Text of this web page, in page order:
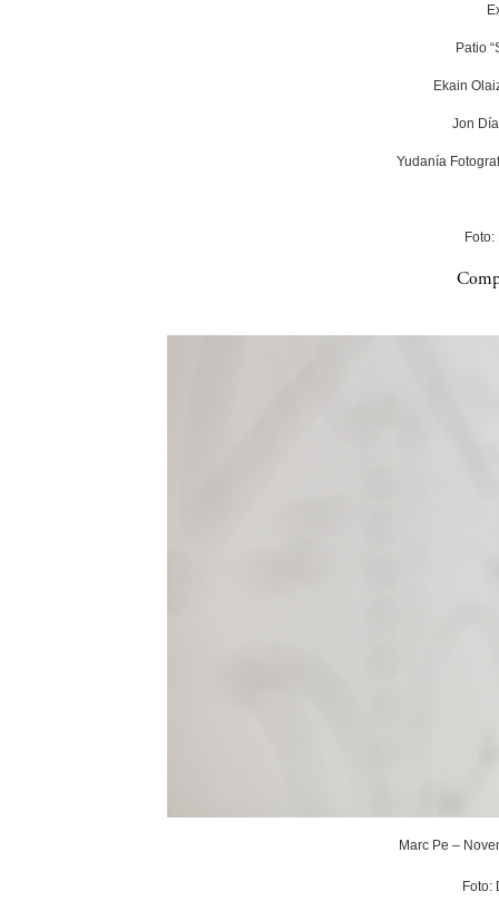
Patio
Ekain
Jon
Yudanía
Foto:
Marc Pe –
Foto: